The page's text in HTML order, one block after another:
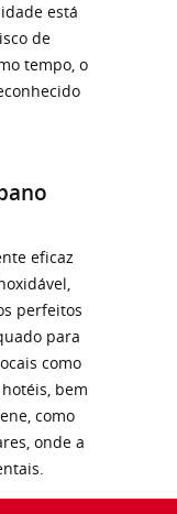
está
de
tempo, o
eficaz
perfeitos
para
como
bem
como
onde a